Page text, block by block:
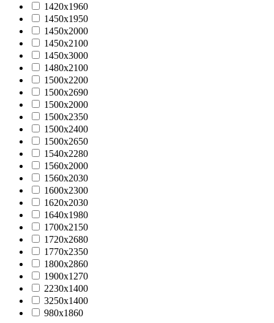
1420х1960
1450х1950
1450х2000
1450х2100
1450х3000
1480x2100
1500x2200
1500x2690
1500х2000
1500х2350
1500х2400
1500х2650
1540х2280
1560x2000
1560х2030
1600х2300
1620х2030
1640х1980
1700х2150
1720х2680
1770x2350
1800х2860
1900х1270
2230x1400
3250x1400
980х1860